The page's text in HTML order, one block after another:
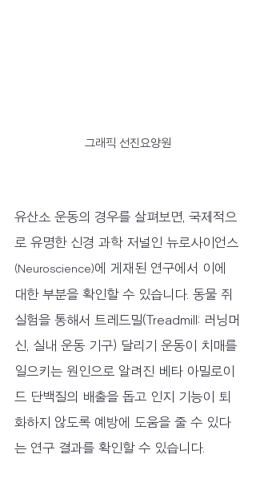
그래픽 선진요양원
유산소 운동의 경우를 살펴보면, 국제적으
로 유명한 신경 과학 저널인 뉴로사이언스
(Neuroscience)에 게재된 연구에서 이에
대한 부분을 확인할 수 있습니다. 동물 쥐
실험을 통해서 트레드밀(Treadmill: 러닝머
신, 실내 운동 기구) 달리기 운동이 치매를
일으키는 원인으로 알려진 베타 아밀로이
드 단백질의 배출을 돕고 인지 기능이 퇴
화하지 않도록 예방에 도움을 줄 수 있다
는 연구 결과를 확인할 수 있습니다.